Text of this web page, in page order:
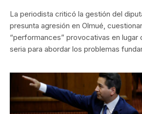
La periodista criticó la gestión del
presunta agresión en Olmué,
“performances” provocativas en lugar
seria para abordar los problemas